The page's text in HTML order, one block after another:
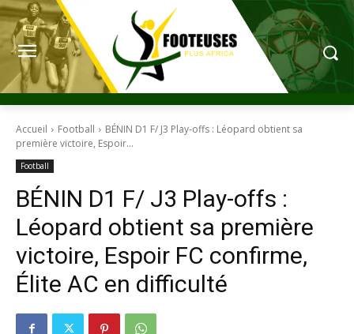
Accueil Football
BÉNIN D1 F/ J3 Play-offs : Léopard obtient sa
première victoire, Espoir...
Football
BÉNIN D1 F/ J3 Play-offs :
Léopard obtient sa première
victoire, Espoir FC confirme,
Élite AC en difficulté